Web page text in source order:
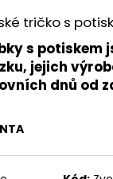
tričko s
s potiskem
jejich
dnů od